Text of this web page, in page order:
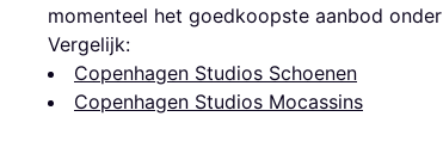
momenteel het goedkoopste aanbod onder
Vergelijk:
Copenhagen Studios Schoenen
Copenhagen Studios Mocassins